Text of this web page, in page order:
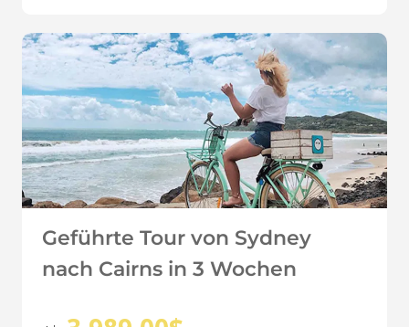
Geführte Tour von Sydney
nach Cairns in 3 Wochen